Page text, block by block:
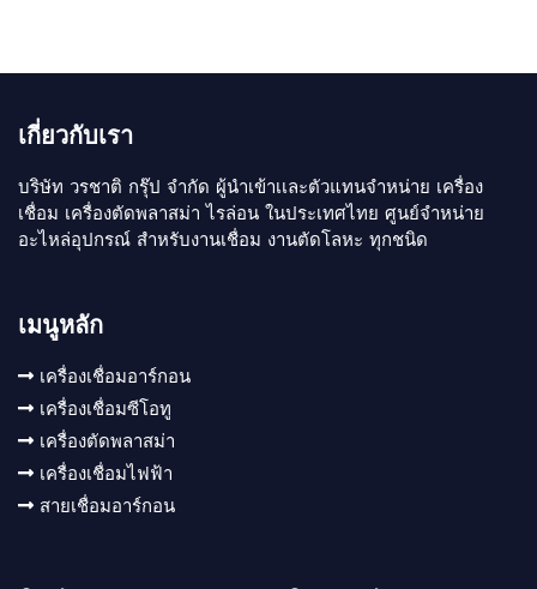
เกี่ยวกับเรา
บริษัท วรชาติ กรุ๊ป จำกัด ผู้นำเข้าเเละตัวแทนจำหน่าย เครื่อง
เชื่อม เครื่องตัดพลาสม่า ไรล่อน ในประเทศไทย ศูนย์จำหน่าย
อะไหล่อุปกรณ์ สำหรับงานเชื่อม งานตัดโลหะ ทุกชนิด
เมนูหลัก
เครื่องเชื่อมอาร์กอน
เครื่องเชื่อมซีโอทู
เครื่องตัดพลาสม่า
เครื่องเชื่อมไฟฟ้า
สายเชื่อมอาร์กอน